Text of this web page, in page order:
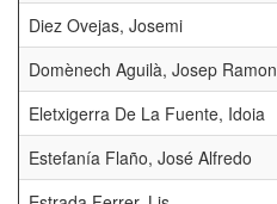
Diez Ovejas, Josemi
Domènech Aguilà, Josep Ramon
Eletxigerra De La Fuente, Idoia
Estefanía Flaño, José Alfredo